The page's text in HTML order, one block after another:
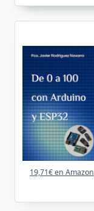
19,71€ en Amazon